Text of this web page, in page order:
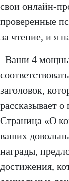
свои онлайн-
проверенные
за чтение, и я
Ваши 4
заголовок,
рассказывает
Страница «О
ваших
награды,
достижения,